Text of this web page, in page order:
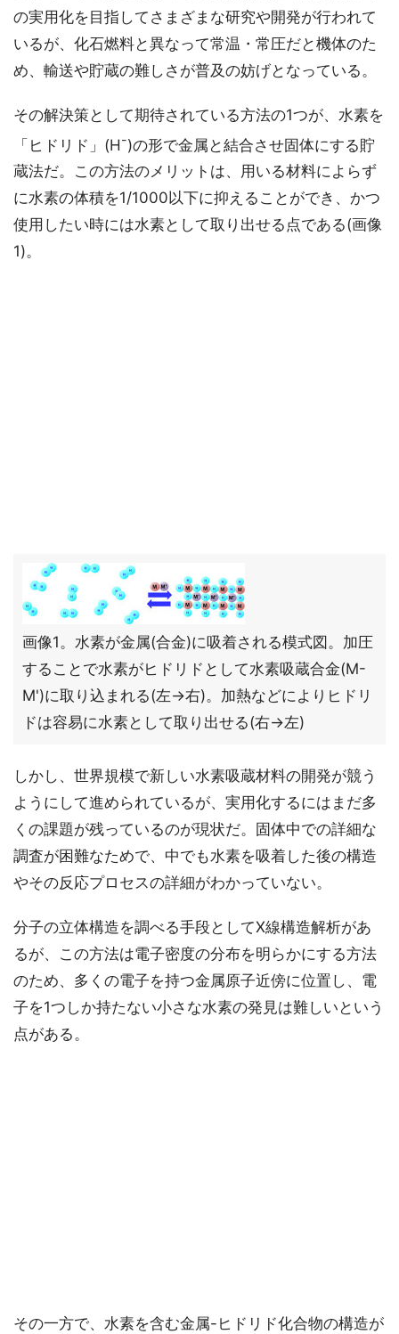
の実用化を目指してさまざまな研究や開発が行われて
いるが、化石燃料と異なって常温・常圧だと機体のた
め、輸送や貯蔵の難しさが普及の妨げとなっている。
その解決策として期待されている方法の1つが、水素を
「ヒドリド」(H-)の形で金属と結合させ固体にする貯
蔵法だ。この方法のメリットは、用いる材料によらず
に水素の体積を1/1000以下に抑えることができ、かつ
使用したい時には水素として取り出せる点である(画像
1)。
画像1。水素が金属(合金)に吸着される模式図。加圧
することで水素がヒドリドとして水素吸蔵合金(M-
M')に取り込まれる(左→右)。加熱などによりヒドリ
ドは容易に水素として取り出せる(右→左)
しかし、世界規模で新しい水素吸蔵材料の開発が競う
ようにして進められているが、実用化するにはまだ多
くの課題が残っているのが現状だ。固体中での詳細な
調査が困難なためで、中でも水素を吸着した後の構造
やその反応プロセスの詳細がわかっていない。
分子の立体構造を調べる手段としてX線構造解析があ
るが、この方法は電子密度の分布を明らかにする方法
のため、多くの電子を持つ金属原子近傍に位置し、電
子を1つしか持たない小さな水素の発見は難しいという
点がある。
その一方で、水素を含む金属-ヒドリド化合物の構造が